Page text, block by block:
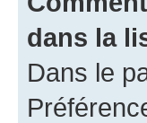
dans la
Dans le